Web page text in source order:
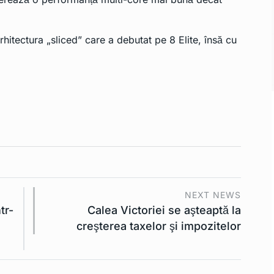
„sliced” care a debutat pe 8 Elite, însă cu
NEXT NEWS
Calea Victoriei se aşteaptă la
creşterea taxelor şi impozitelor